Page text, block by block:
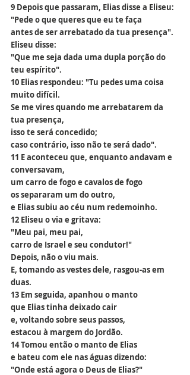
9 Depois que passaram, Elias disse a Eliseu:
"Pede o que queres que eu te faça
antes de ser arrebatado da tua presença".
Eliseu disse:
"Que me seja dada uma dupla porção do
teu espírito".
10 Elias respondeu: "Tu pedes uma coisa
muito difícil.
Se me vires quando me arrebatarem da
tua presença,
isso te será concedido;
caso contrário, isso não te será dado".
11 E aconteceu que, enquanto andavam e
conversavam,
um carro de fogo e cavalos de fogo
os separaram um do outro,
e Elias subiu ao céu num redemoinho.
12 Eliseu o via e gritava:
"Meu pai, meu pai,
carro de Israel e seu condutor!"
Depois, não o viu mais.
E, tomando as vestes dele, rasgou-as em
duas.
13 Em seguida, apanhou o manto
que Elias tinha deixado cair
e, voltando sobre seus passos,
estacou à margem do Jordão.
14 Tomou então o manto de Elias
e bateu com ele nas águas dizendo:
"Onde está agora o Deus de Elias?"